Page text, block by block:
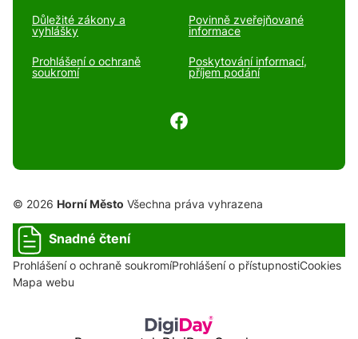
Důležité zákony a
vyhlášky
Povinně zveřejňované
informace
Prohlášení o ochraně
soukromí
Poskytování informací,
příjem podání
© 2026 Horní Město Všechna práva vyhrazena
Snadné čtení
Prohlášení o ochraně soukromíProhlášení o přístupnostiCookies
Mapa webu